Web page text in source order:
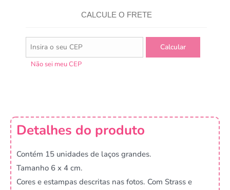
CALCULE O FRETE
Não sei meu CEP
Detalhes do produto
Contém 15 unidades de laços grandes.
Tamanho 6 x 4 cm.
Cores e estampas descritas nas fotos. Com Strass e